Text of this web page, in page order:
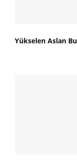
Yükselen Aslan